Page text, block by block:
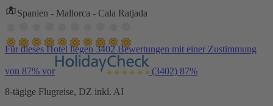
Spanien - Mallorca - Cala Ratjada
Für dieses Hotel liegen 3402 Bewertungen mit einer Zustimmung
von 87% vor (3402) 87%
8-tägige Flugreise, DZ inkl. AI